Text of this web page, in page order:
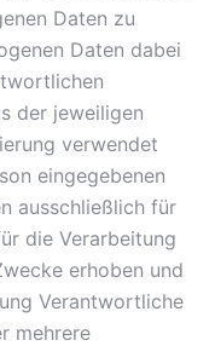
Daten zu
Daten dabei
der jeweiligen
verwendet
eingegebenen
ausschließlich für
die Verarbeitung
erhoben und
Verantwortliche
mehrere